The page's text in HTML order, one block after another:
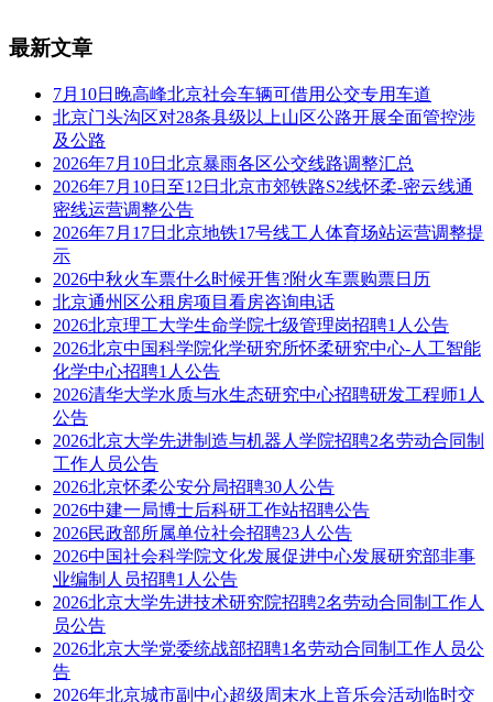
最新文章
7月10日晚高峰北京社会车辆可借用公交专用车道
北京门头沟区对28条县级以上山区公路开展全面管控涉
及公路
2026年7月10日北京暴雨各区公交线路调整汇总
2026年7月10日至12日北京市郊铁路S2线怀柔-密云线通
密线运营调整公告
2026年7月17日北京地铁17号线工人体育场站运营调整提
示
2026中秋火车票什么时候开售?附火车票购票日历
北京通州区公租房项目看房咨询电话
2026北京理工大学生命学院七级管理岗招聘1人公告
2026北京中国科学院化学研究所怀柔研究中心-人工智能
化学中心招聘1人公告
2026清华大学水质与水生态研究中心招聘研发工程师1人
公告
2026北京大学先进制造与机器人学院招聘2名劳动合同制
工作人员公告
2026北京怀柔公安分局招聘30人公告
2026中建一局博士后科研工作站招聘公告
2026民政部所属单位社会招聘23人公告
2026中国社会科学院文化发展促进中心发展研究部非事
业编制人员招聘1人公告
2026北京大学先进技术研究院招聘2名劳动合同制工作人
员公告
2026北京大学党委统战部招聘1名劳动合同制工作人员公
告
2026年北京城市副中心超级周末水上音乐会活动临时交